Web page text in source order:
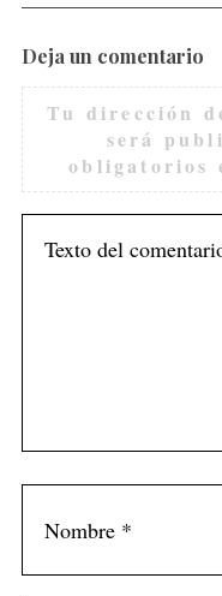
Deja un comentario
Tu dirección
será
obligatorios